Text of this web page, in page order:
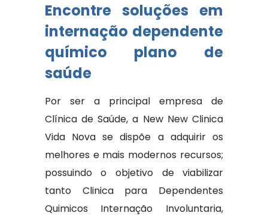
Encontre soluções em
internação dependente
químico plano de
saúde
Por ser a principal empresa de
Clínica de Saúde, a New New Clinica
Vida Nova se dispõe a adquirir os
melhores e mais modernos recursos;
possuindo o objetivo de viabilizar
tanto Clinica para Dependentes
Quimicos Internação Involuntaria,